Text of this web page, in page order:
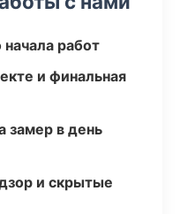
работ
и финальная
замер в день
и скрытые